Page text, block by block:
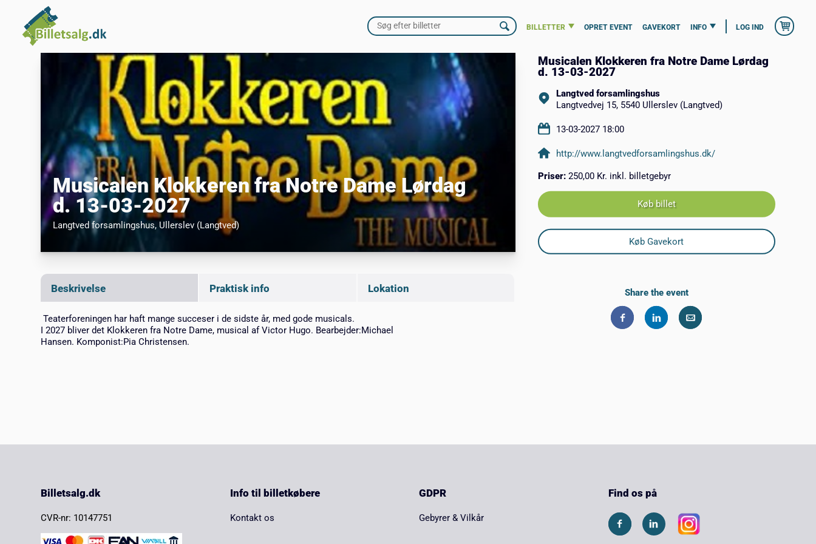
BILLETTER OPRET EVENT GAVEKORT INFO LOG IND
Musicalen Klokkeren fra Notre Dame Lørdag
d. 13-03-2027
Langtved forsamlingshus, Ullerslev (Langtved)
Beskrivelse Praktisk info Lokation
Teaterforeningen har haft mange succeser i de sidste år, med gode musicals.
I 2027 bliver det Klokkeren fra Notre Dame, musical af Victor Hugo. Bearbejder:Michael
Hansen. Komponist:Pia Christensen.
Musicalen Klokkeren fra Notre Dame Lørdag
d. 13-03-2027
Langtved forsamlingshus
Langtvedvej 15, 5540 Ullerslev (Langtved)
13-03-2027 18:00
http://www.langtvedforsamlingshus.dk/
Priser: 250,00 Kr. inkl. billetgebyr
Køb billet
Køb Gavekort
Share the event
Billetsalg.dk
CVR-nr: 10147751
Info til billetkøbere
Kontakt os
GDPR
Gebyrer & Vilkår
Find os på